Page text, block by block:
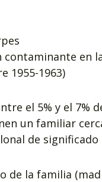
contaminante en
1955-1963)
el 5% y el 7%
un familiar
de significado
de la familia